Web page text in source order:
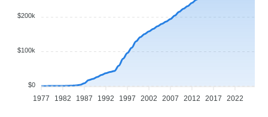
$200k
$100k
$0
1977 1982 1987 1992 1997 2002 2007 2012 2017 2022